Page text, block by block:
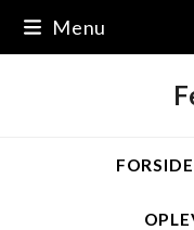
content
Menu
FORSIDE